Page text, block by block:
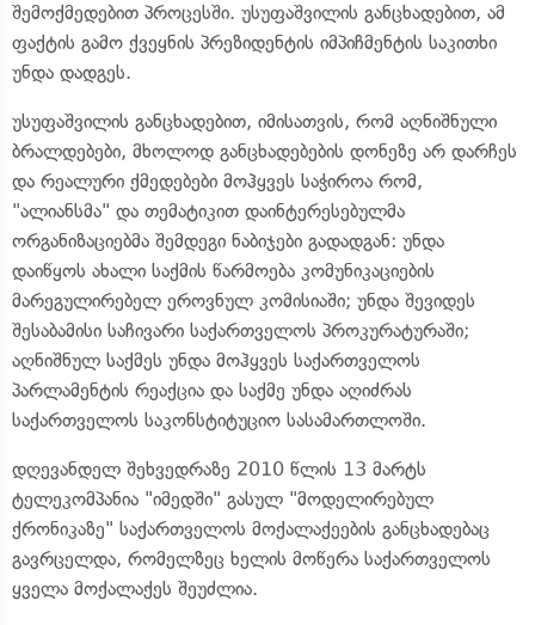
შემოქმედებით პროცესში. უსუფაშვილის განცხადებით, ამ
ფაქტის გამო ქვეყნის პრეზიდენტის იმპიჩმენტის საკითხი
უნდა დადგეს.
უსუფაშვილის განცხადებით, იმისათვის, რომ აღნიშნული
ბრალდებები, მხოლოდ განცხადებების დონეზე არ დარჩეს
და რეალური ქმედებები მოჰყვეს საჭიროა რომ,
"ალიანსმა" და თემატიკით დაინტერესებულმა
ორგანიზაციებმა შემდეგი ნაბიჯები გადადგან: უნდა
დაიწყოს ახალი საქმის წარმოება კომუნიკაციების
მარეგულირებელ ეროვნულ კომისიაში; უნდა შევიდეს
შესაბამისი საჩივარი საქართველოს პროკურატურაში;
აღნიშნულ საქმეს უნდა მოჰყვეს საქართველოს
პარლამენტის რეაქცია და საქმე უნდა აღიძრას
საქართველოს საკონსტიტუციო სასამართლოში.
დღევანდელ შეხვედრაზე 2010 წლის 13 მარტს
ტელეკომპანია "იმედში" გასულ "მოდელირებულ
ქრონიკაზე" საქართველოს მოქალაქეების განცხადებაც
გავრცელდა, რომელზეც ხელის მოწერა საქართველოს
ყველა მოქალაქეს შეუძლია.